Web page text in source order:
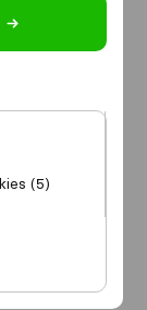
(5)